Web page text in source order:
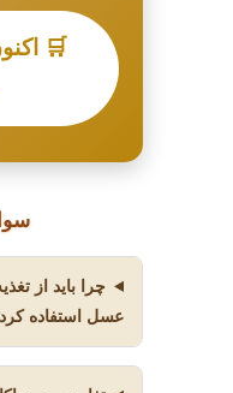
🛒
چرا باید از
عسل استفاده